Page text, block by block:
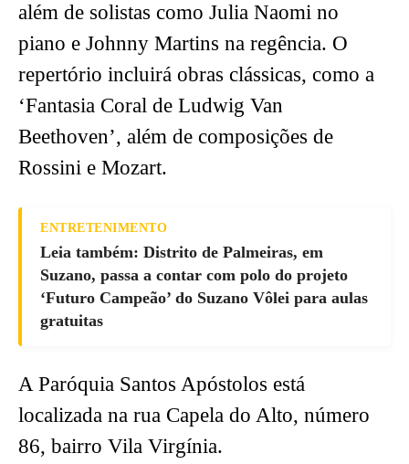
além de solistas como Julia Naomi no
piano e Johnny Martins na regência. O
repertório incluirá obras clássicas, como a
‘Fantasia Coral de Ludwig Van
Beethoven’, além de composições de
Rossini e Mozart.
ENTRETENIMENTO
Leia também: Distrito de Palmeiras, em
Suzano, passa a contar com polo do projeto
‘Futuro Campeão’ do Suzano Vôlei para aulas
gratuitas
A Paróquia Santos Apóstolos está
localizada na rua Capela do Alto, número
86, bairro Vila Virgínia.